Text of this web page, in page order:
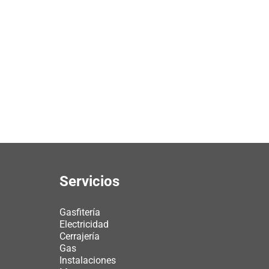
Servicios
Gasfitería
Electricidad
Cerrajería
Gas
Instalaciones